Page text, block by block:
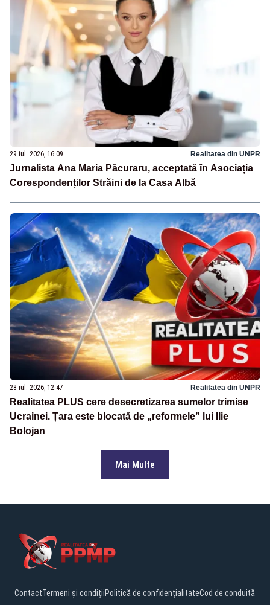
29 iul. 2026, 16:09 Realitatea din UNPR
Jurnalista Ana Maria Păcuraru, acceptată în Asociația
Corespondenților Străini de la Casa Albă
28 iul. 2026, 12:47 Realitatea din UNPR
Realitatea PLUS cere desecretizarea sumelor trimise
Ucrainei. Țara este blocată de „reformele” lui Ilie
Bolojan
Mai Multe
ContactTermeni și condițiiPolitică de confidențialitateCod de conduită